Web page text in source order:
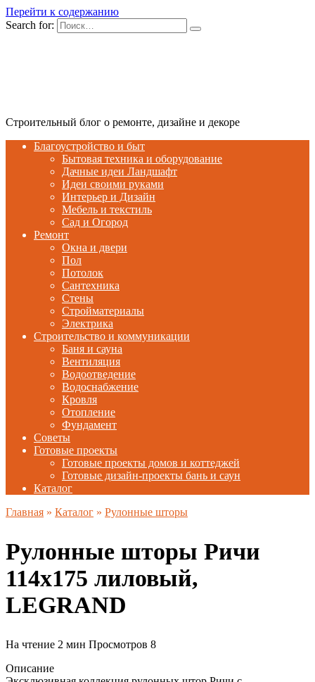
Перейти к содержанию
Search for:
Строительный блог о ремонте, дизайне и декоре
Благоустройство и быт
Бытовая техника и оборудование
Дачные идеи Ландшафт
Идеи своими руками
Интерьер и Дизайн
Мебель и текстиль
Сад и Огород
Ремонт
Окна и двери
Пол
Потолок
Сантехника
Стены
Стройматериалы
Электрика
Строительство и коммуникации
Баня и сауна
Вентиляция
Водоотведение
Водоснабжение
Кровля
Отопление
Фундамент
Советы
Готовые проекты
Готовые проекты домов и коттеджей
Готовые дизайн-проекты бань и саун
Каталог
Главная » Каталог » Рулонные шторы
Рулонные шторы Ричи
114х175 лиловый,
LEGRAND
На чтение 2 мин Просмотров 8
Описание